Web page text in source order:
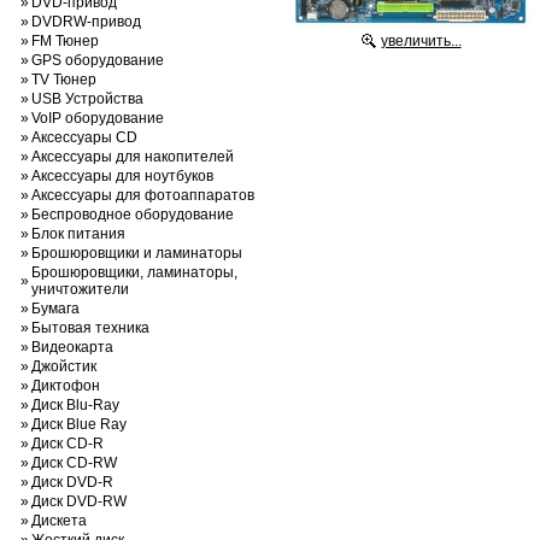
» DVDRW-привод
» FM Тюнер
»GPS оборудование
»TV Тюнер
» USB Устройства
»VoIP оборудование
»Аксессуары CD
»Аксессуары для накопителей
»Аксессуары для ноутбуков
»Аксессуары для фотоаппаратов
» Беспроводное оборудование
» Блок питания
» Брошюровщики и ламинаторы
» Брошюровщики, ламинаторы,
уничтожители
» Бумага
» Бытовая техника
» Видеокарта
»Джойстик
»Диктофон
»Диск Blu-Ray
»Диск Blue Ray
»Диск CD-R
»Диск CD-RW
»Диск DVD-R
»Диск DVD-RW
»Дискета
увеличить...